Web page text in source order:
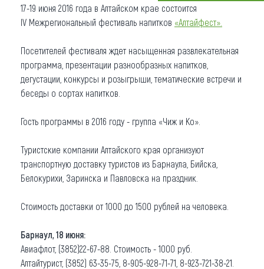
Что привезти (сувениры)
О регионе
Коллекция впечатлений
Другие рубрики
17-19 июня 2016 года в Алтайском крае состоится
IV Межрегиональный фестиваль напитков «Алтайфест».
Посетителей фестиваля ждет насыщенная развлекательная
программа, презентации разнообразных напитков,
дегустации, конкурсы и розыгрыши, тематические встречи и
беседы о сортах напитков.
Гость программы в 2016 году - группа «Чиж и Ко».
Туристские компании Алтайского края организуют
транспортную доставку туристов из Барнаула, Бийска,
Белокурихи, Заринска и Павловска на праздник.
Стоимость доставки от 1000 до 1500 рублей на человека.
Барнаул, 18 июня:
Авиафлот, (3852)22-67-88. Стоимость - 1000 руб.
Алтайтурист, (3852) 63-35-75, 8-905-928-71-71, 8-923-721-38-21.